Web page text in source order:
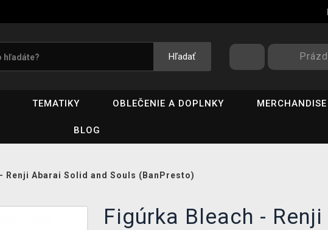
Hľadať
TEMATIKY OBLEČENIE A DOPLNKY MERCHANDISE
BLOG
Renji Abarai Solid and Souls (BanPresto)
Figúrka Bleach -